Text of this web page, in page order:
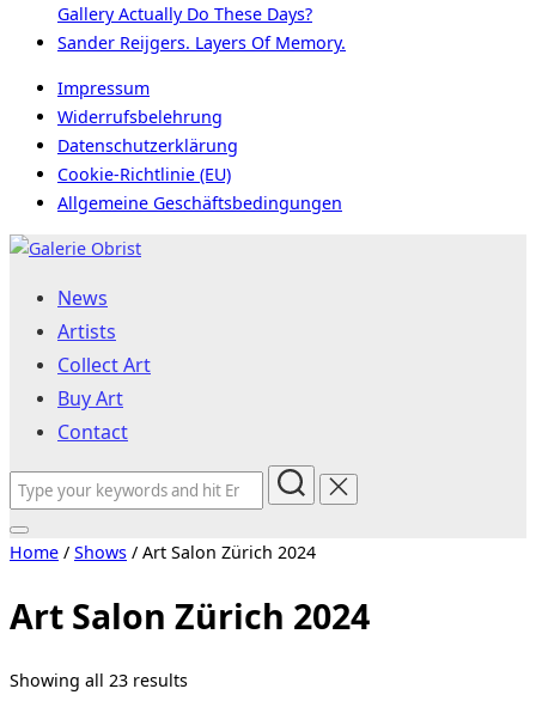
Gallery Actually Do These Days?
Sander Reijgers. Layers Of Memory.
Impressum
Widerrufsbelehrung
Datenschutzerklärung
Cookie-Richtlinie (EU)
Allgemeine Geschäftsbedingungen
Skip
contentNews
Artists
Collect Art
Buy Art
Contact
Search
for:
Toggle
sidebar
navigation
Home / Shows / Art Salon Zürich 2024
Art Salon Zürich 2024
Showing all 23 results